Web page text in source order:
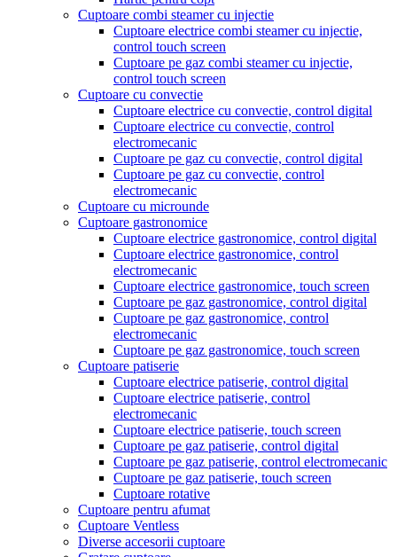
Cuptoare combi steamer cu injectie
Cuptoare electrice combi steamer cu injectie,
control touch screen
Cuptoare pe gaz combi steamer cu injectie,
control touch screen
Cuptoare cu convectie
Cuptoare electrice cu convectie, control digital
Cuptoare electrice cu convectie, control
electromecanic
Cuptoare pe gaz cu convectie, control digital
Cuptoare pe gaz cu convectie, control
electromecanic
Cuptoare cu microunde
Cuptoare gastronomice
Cuptoare electrice gastronomice, control digital
Cuptoare electrice gastronomice, control
electromecanic
Cuptoare electrice gastronomice, touch screen
Cuptoare pe gaz gastronomice, control digital
Cuptoare pe gaz gastronomice, control
electromecanic
Cuptoare pe gaz gastronomice, touch screen
Cuptoare patiserie
Cuptoare electrice patiserie, control digital
Cuptoare electrice patiserie, control
electromecanic
Cuptoare electrice patiserie, touch screen
Cuptoare pe gaz patiserie, control digital
Cuptoare pe gaz patiserie, control electromecanic
Cuptoare pe gaz patiserie, touch screen
Cuptoare rotative
Cuptoare pentru afumat
Cuptoare Ventless
Diverse accesorii cuptoare